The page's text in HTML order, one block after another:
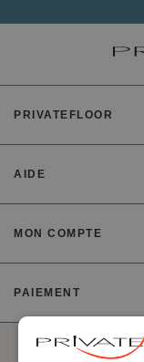
PRIVATEFLOOR
AIDE
MON COMPTE
PAIEMENT